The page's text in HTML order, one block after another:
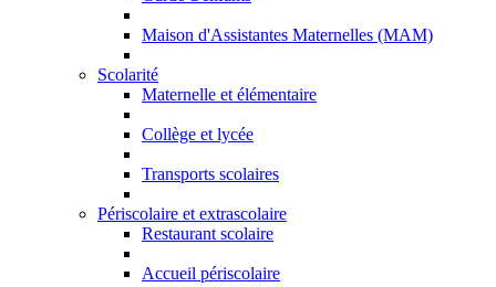
Maison d'Assistantes Maternelles (MAM)
Scolarité
Maternelle et élémentaire
Collège et lycée
Transports scolaires
Périscolaire et extrascolaire
Restaurant scolaire
Accueil périscolaire